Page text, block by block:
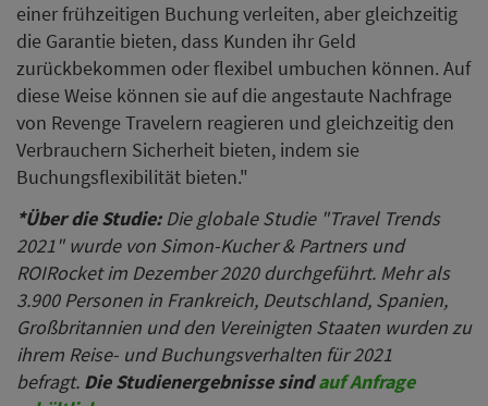
einer frühzeitigen Buchung verleiten, aber gleichzeitig
die Garantie bieten, dass Kunden ihr Geld
zurückbekommen oder flexibel umbuchen können. Auf
diese Weise können sie auf die angestaute Nachfrage
von Revenge Travelern reagieren und gleichzeitig den
Verbrauchern Sicherheit bieten, indem sie
Buchungsflexibilität bieten."
*Über die Studie:Die globale Studie "Travel Trends
2021" wurde von Simon-Kucher & Partners und
ROIRocket im Dezember 2020 durchgeführt. Mehr als
3.900 Personen in Frankreich, Deutschland, Spanien,
Großbritannien und den Vereinigten Staaten wurden zu
ihrem Reise- und Buchungsverhalten für 2021
befragt. Die Studienergebnisse sindauf Anfrage